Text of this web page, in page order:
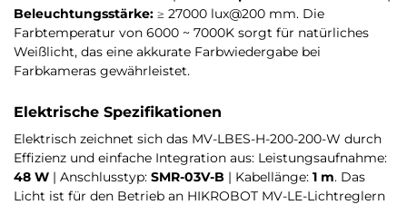
Beleuchtungsstärke: ≥ 27000 lux@200 mm. Die
Farbtemperatur von 6000 ~ 7000K sorgt für natürliches
Weißlicht, das eine akkurate Farbwiedergabe bei
Farbkameras gewährleistet.
Elektrische Spezifikationen
Elektrisch zeichnet sich das MV-LBES-H-200-200-W durch
Effizienz und einfache Integration aus: Leistungsaufnahme:
48 W | Anschlusstyp: SMR-03V-B | Kabellänge: 1 m. Das
Licht ist für den Betrieb an HIKROBOT MV-LE-Lichtreglern